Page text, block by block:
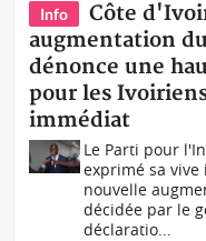
Info
Côte
augmentation
dénonce une
pour les
immédiat
Le Parti pour
exprimé sa
nouvelle
décidée par le
déclaratio...